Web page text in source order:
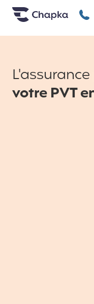
Chapka +33
L'assurance
votre PVT